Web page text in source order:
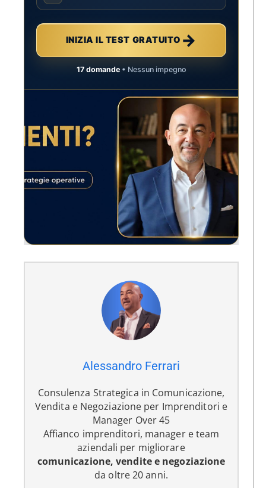
INIZIA IL TEST GRATUITO →
17 domande• Nessun impegno
Alessandro Ferrari
Consulenza Strategica in Comunicazione,
Vendita e Negoziazione per Imprenditori e
Manager Over 45
Affianco imprenditori, manager e team
aziendali per migliorare
comunicazione, vendite e negoziazione
da oltre 20 anni.